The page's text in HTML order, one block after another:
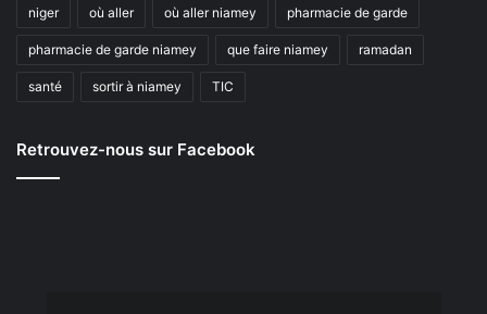
niger où aller où aller niamey pharmacie de garde
pharmacie de garde niamey que faire niamey ramadan
santé sortir à niamey TIC
Retrouvez-nous sur Facebook